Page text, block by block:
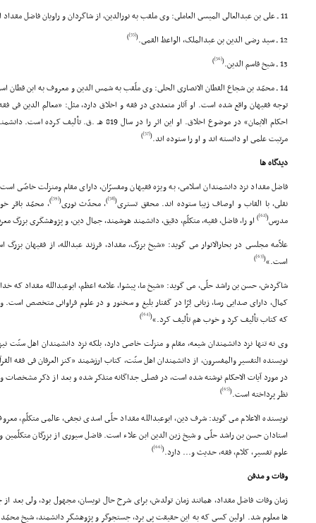
11 ـ على بن عبدالعالى المیسى العاملى: وى ملقب به نورالدین، از شاگردان و راویان فاضل مقداد است.
12 ـ سید رضى الدین بن عبدالملک، الواعظ القمى.
(
[55]
)
13 ـ شیخ قاسم الدین. (
[56]
)
14 ـ محمّد بن شجاع القطان الانصارى الحلى: وى ملّقب به شمس الدین و معروف به ابن
توجه فقیهان واقع شده است. او آثار متعددى در فقه و اخلاق دارد، مثل: «معالم الدین فى
احکام الایمان» در موضوع اخلاق. او این اثر را در سال
مرتبت علمى او دانسته اند و او را ستوده اند.(
[57]
)
دیدگاه ها
فاضل مقداد نزد دانشمندان اسلامى، به ویژه فقیهان ومفسرّان، داراى مقام ومنزلت خاصّى
نقلى، با القاب و اوصاف زیبا ستوده اند. محقق تسترى(
[58]
)، محدّث نورى(
[59]
)، محمّد باقر
مدرس(
[62]
) او را، فاضل، فقیه، متکلّم، دقیق، دانشمند هوشمند، جمال دین، و پژوهشگرى بزرگ
علاّمه مجلسى در بحارالانوار مى گوید: «شیخ بزرگ، مقداد، فرزند عبدالله، از فقیهان
است.»(
[63]
)
شاگردش، حسن بن راشد حلّى، مى گوید: «شیخ ما، پیشوا، علامه اعظم، ابوعبدالله مقداد که
کمال، داراى صدایى رسا، زبانى بُرّا در گفتار بلیغ و سخنور و در علوم فراوانى متخصص
که کتاب تألیف کرد و خوب هم تألیف کرد.»(
[64]
)
وى نه تنها نزد دانشمندان شیعه، مقام و منزلت خاصى دارد، بلکه نزد دانشمندان اهل
نویسنده التفسیر والمفسرون، از دانشمندان اهل سنّت، کتاب ارزشمند «کنز العرفان فى فقه
در مورد آیات الاحکام نوشته شده است، در فصلى جداگانه متذکر شده و بعد از ذکر
نظر پرداخته است.(
[65]
)
نویسنده الاعلام مى گوید: شرف دین، ابوعبدالله مقداد حلّى اسدى نجفى، عالمى متکلّم،
استادان حسن بن راشد حلّى و شیخ زین الدین ابن علاء است. فاضل سیورى از بزرگان
علوم تفسیر، کلام، فقه، حدیث و... دارد.(
[66]
)
وفات و مدفن
زمان وفات فاضل مقداد، همانند زمان تولدش، براى شرح حال نویسان، مجهول بود، ولى بعد